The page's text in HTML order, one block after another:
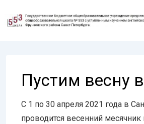
Перейти
Пустим весну
С 1 по 30 апреля 2021 года в
проводится весенний месячник